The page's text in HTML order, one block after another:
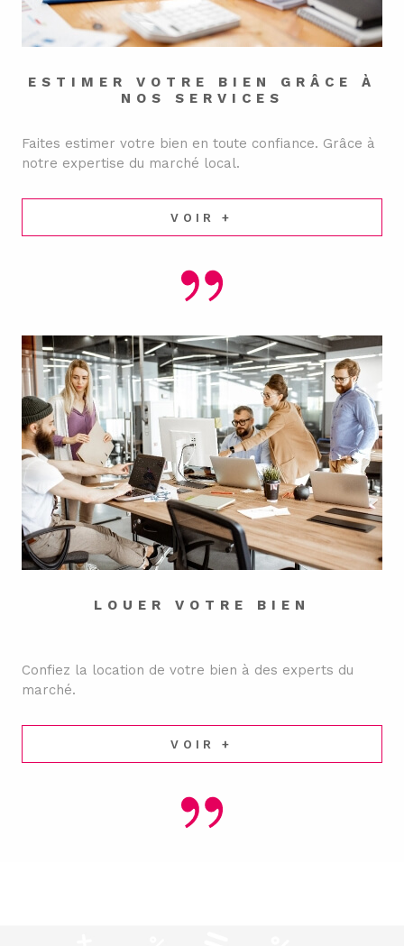
ESTIMER VOTRE BIEN GRÂCE À
NOS SERVICES
Faites estimer votre bien en toute confiance. Grâce à
notre expertise du marché local.
VOIR +
LOUER VOTRE BIEN
Confiez la location de votre bien à des experts du
marché.
VOIR +